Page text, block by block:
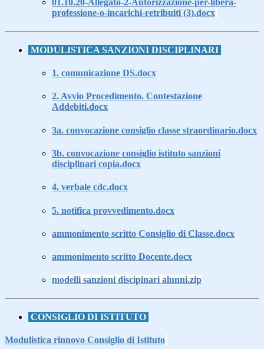
01.10.20-Allegato-2-Autorizzazione-per-libera-
professione-o-incarichi-retribuiti (3).docx
MODULISTICA SANZIONI DISCIPLINARI
1. comunicazione DS.docx
2. Avvio Procedimento. Contestazione
Addebiti.docx
3a. convocazione consiglio classe straordinario.docx
3b. convocazione consiglio istituto sanzioni
disciplinari copia.docx
4. verbale cdc.docx
5. notifica provvedimento.docx
ammonimento scritto Consiglio di Classe.docx
ammonimento scritto Docente.docx
modelli sanzioni discipinari alunni.zip
CONSIGLIO DI ISTITUTO
Modulistica rinnovo Consiglio di Istituto